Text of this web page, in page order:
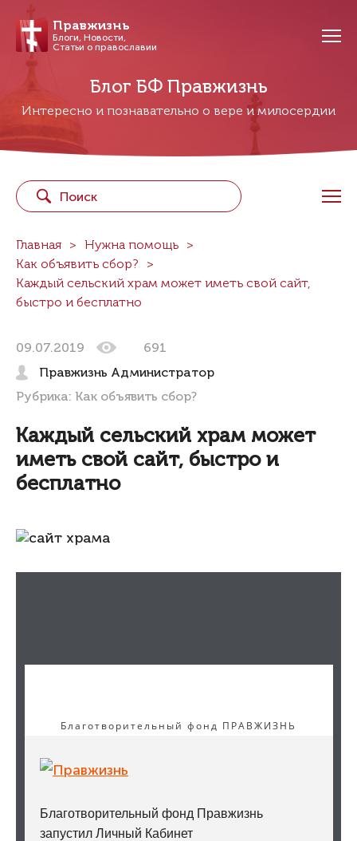
Правжизнь
Блоги, Новости,
Статьи о православии
Блог БФ Правжизнь
Интересно и познавательно о вере и милосердии
Главная
Нужна помощь
Как объявить сбор?
Каждый сельский храм может иметь свой сайт,
быстро и бесплатно
09.07.2019
691
Правжизнь Администратор
Рубрика: Как объявить сбор?
Каждый сельский храм может
иметь свой сайт, быстро и
бесплатно
Благотворительный фонд ПРАВЖИЗНЬ
Благотворительный фонд Правжизнь
запустил Личный Кабинет